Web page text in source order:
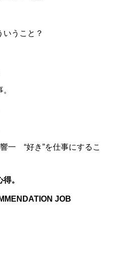
いうこと？
一 “好き”を仕事にするこ
。
JOB